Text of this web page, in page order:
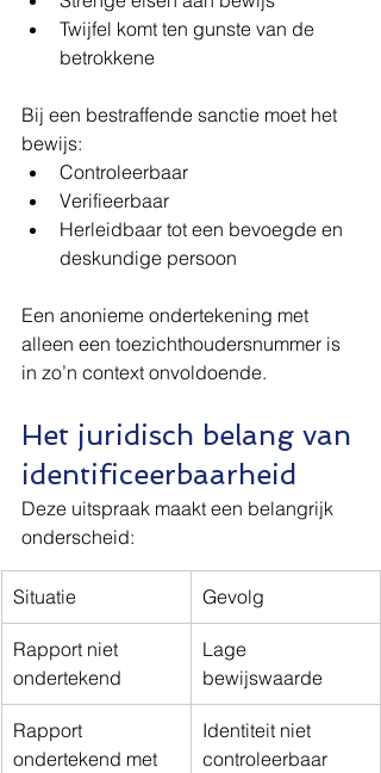
Twijfel komt ten gunste van de
betrokkene
Bij een bestraffende sanctie moet het
bewijs:
Controleerbaar
Verifieerbaar
Herleidbaar tot een bevoegde en
deskundige persoon
Een anonieme ondertekening met
alleen een toezichthoudersnummer is
in zo’n context onvoldoende.
Het juridisch belang van
identificeerbaarheid
Deze uitspraak maakt een belangrijk
onderscheid:
Situatie Gevolg
Rapport niet
ondertekend
Lage
bewijswaarde
Rapport
ondertekend met
Identiteit niet
controleerbaar